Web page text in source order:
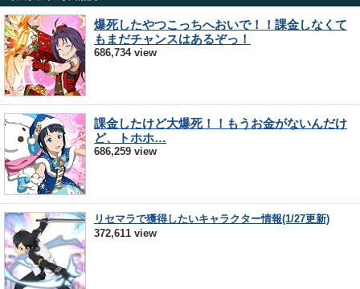
爆死したやつこっちへおいで！！課金しなくて
もまだチャンスはあるぞっ！
686,734 view
課金したけど大爆死！！もうお金がないんだけ
ど、トホホ…
686,259 view
リセマラで獲得したいキャラクター情報(1/27更新)
372,611 view